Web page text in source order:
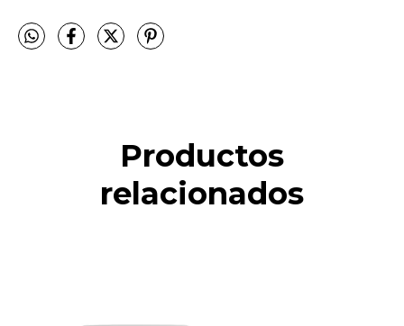
Productos
relacionados